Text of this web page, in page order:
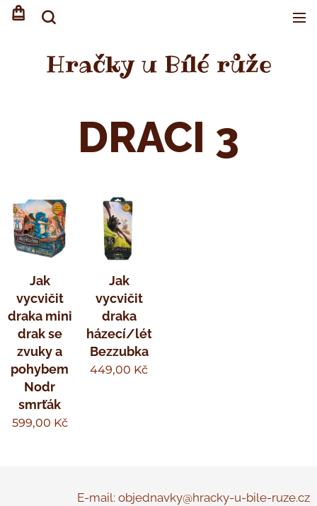
Hračky u Bílé růže
DRACI 3
Jak
vycvičit
draka mini
drak se
zvuky a
pohybem
Nodr
smrťák
599,00 Kč
Jak
vycvičit
draka
házecí/létající
Bezzubka
449,00 Kč
E-mail: objednavky@hracky-u-bile-ruze.cz